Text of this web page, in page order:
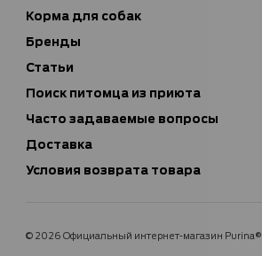
Корма для собак
Бренды
Статьи
Поиск питомца из приюта
Часто задаваемые вопросы
Доставка
Условия возврата товара
© 2026 Официальный интернет-магазин Purina®